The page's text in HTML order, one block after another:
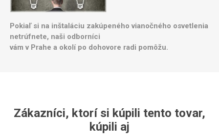
Pokiaľ si na inštaláciu zakúpeného vianočného osvetlenia
netrúfnete, naši odborníci
vám v Prahe a okolí po dohovore radi pomôžu.
Zákazníci, ktorí si kúpili tento tovar,
kúpili aj